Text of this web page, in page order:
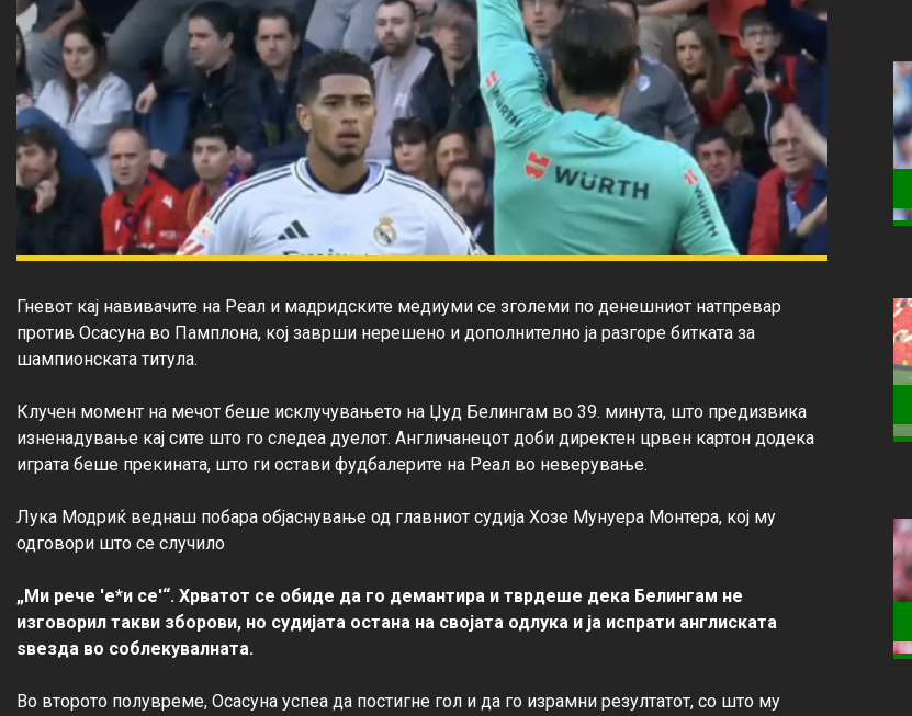
Гневот кај навивачите на Реал и мадридските медиуми се зголеми по денешниот натпревар
против Осасуна во Памплона, кој заврши нерешено и дополнително ја разгоре битката за
шампионската титула.
Клучен момент на мечот беше исклучувањето на Џуд Белингам во 39. минута, што предизвика
изненадување кај сите што го следеа дуелот. Англичанецот доби директен црвен картон додека
играта беше прекината, што ги остави фудбалерите на Реал во неверување.
Лука Модриќ веднаш побара објаснување од главниот судија Хозе Мунуера Монтера, кој му
одговори што се случило
„Ми рече 'е*и се'“. Хрватот се обиде да го демантира и тврдеше дека Белингам не
изговорил такви зборови, но судијата остана на својата одлука и ја испрати англиската
ѕвезда во соблекувалната.
Во второто полувреме, Осасуна успеа да постигне гол и да го израмни резултатот, со што му